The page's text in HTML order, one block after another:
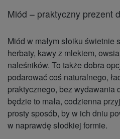
Miód – praktyczny prezent
Miód w małym słoiku świetnie
herbaty, kawy z mlekiem,
naleśników. To także dobra
podarować coś naturalnego,
praktycznego, bez wydawania
będzie to mała, codzienna
prosty sposób, by w ich dniu
w naprawdę słodkiej formie.